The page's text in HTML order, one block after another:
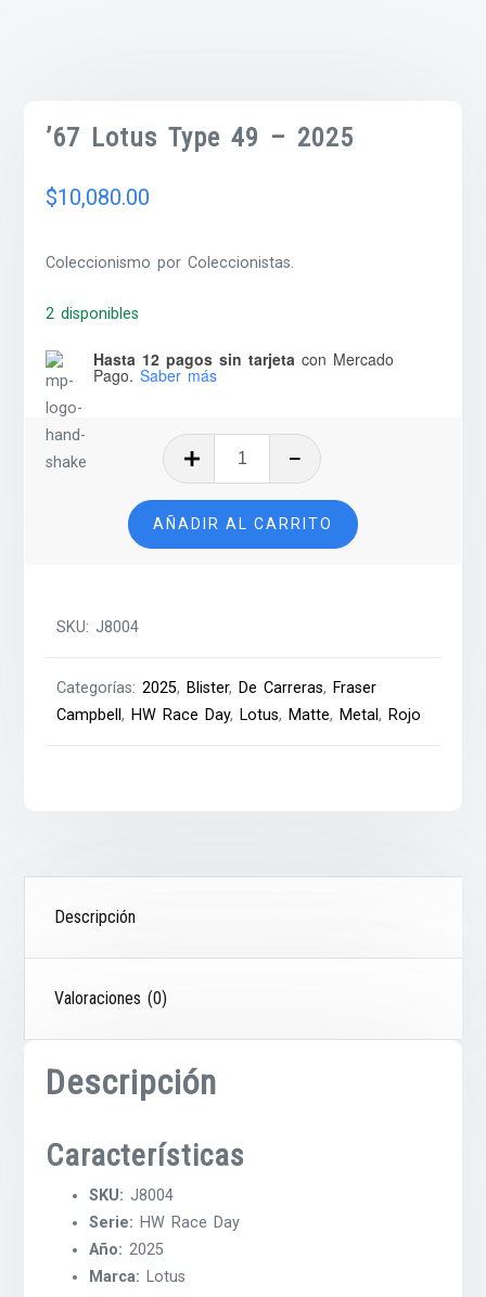
’67 Lotus Type 49 – 2025
$10,080.00
Coleccionismo por Coleccionistas.
2 disponibles
Hasta 12 pagos sin tarjeta con Mercado
Pago. Saber más
Type
49
–
AÑADIR AL CARRITO
SKU:J8004
Categorías:2025, Blister, De Carreras, Fraser
Campbell, HW Race Day, Lotus, Matte, Metal, Rojo
Descripción
Valoraciones (0)
Descripción
Características
SKU: J8004
Serie: HW Race Day
Año: 2025
Marca: Lotus